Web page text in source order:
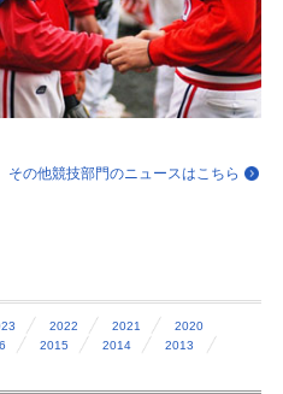
その他競技部門のニュースはこちら
2022 2021
2020
2015 2014 2013